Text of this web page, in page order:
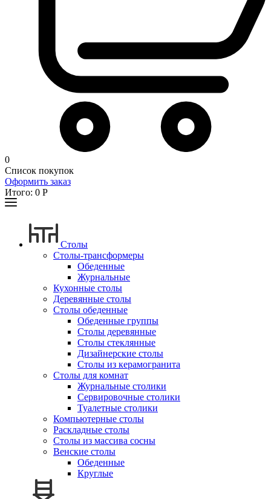
0
Список покупок
Оформить заказ
Итого: 0 Р
Столы
Столы-трансформеры
Обеденные
Журнальные
Кухонные столы
Деревянные столы
Столы обеденные
Обеденные группы
Столы деревянные
Столы стеклянные
Дизайнерские столы
Столы из керамогранита
Столы для комнат
Журнальные столики
Сервировочные столики
Туалетные столики
Компьютерные столы
Раскладные столы
Столы из массива сосны
Венские столы
Обеденные
Круглые